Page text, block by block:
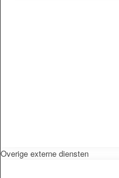
Overige externe diensten